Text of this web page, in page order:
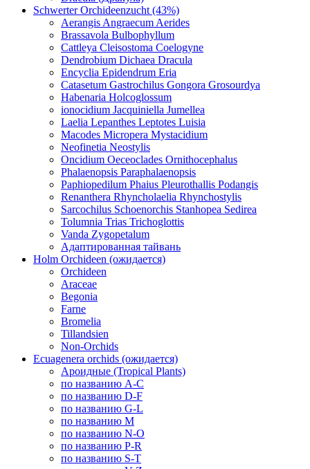
Schwerter Orchideenzucht (43%)
Aerangis Angraecum Aerides
Brassavola Bulbophyllum
Cattleya Cleisostoma Coelogyne
Dendrobium Dichaea Dracula
Encyclia Epidendrum Eria
Catasetum Gastrochilus Gongora Grosourdya
Habenaria Holcoglossum
ionocidium Jacquiniella Jumellea
Laelia Lepanthes Leptotes Luisia
Macodes Micropera Mystacidium
Neofinetia Neostylis
Oncidium Oeceoclades Ornithocephalus
Phalaenopsis Paraphalaenopsis
Paphiopedilum Phaius Pleurothallis Podangis
Renanthera Rhyncholaelia Rhynchostylis
Sarcochilus Schoenorchis Stanhopea Sedirea
Tolumnia Trias Trichoglottis
Vanda Zygopetalum
Адаптированная тайвань
Holm Orchideen (ожидается)
Orchideen
Araceae
Begonia
Farne
Bromelia
Tillandsien
Non-Orchids
Ecuagenera orchids (ожидается)
Ароидные (Tropical Plants)
по названию A-C
по названию D-F
по названию G-L
по названию M
по названию N-O
по названию P-R
по названию S-T